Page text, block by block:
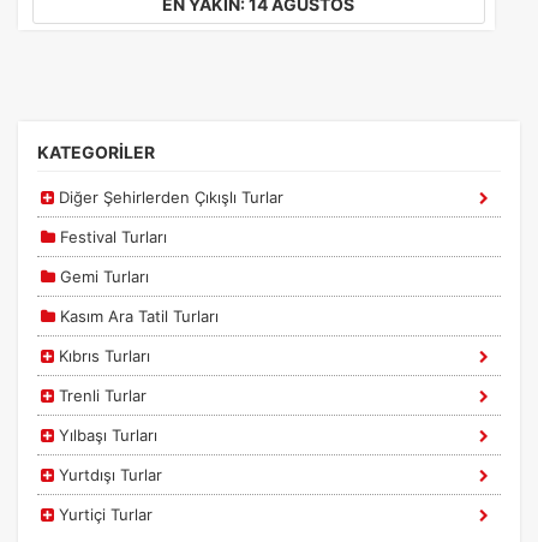
Ziyaretçilerin siteyi nasıl kullandığını anonim olarak
kullanıcıların nerede zorluk yaşadığını anlamamıza
yardımcı olur.
Pazarlama Çerezleri
Size ve ilgi alanlarınıza uygun reklamlar göstermek için
edersiniz, ancak daha az alakalı olabilirler.
EN YAKIN: 14 AĞUSTOS
KATEGORİLER
Diğer Şehirlerden Çıkışlı Turlar
Festival Turları
Gemi Turları
Kasım Ara Tatil Turları
Kıbrıs Turları
Trenli Turlar
Yılbaşı Turları
Yurtdışı Turlar
Yurtiçi Turlar